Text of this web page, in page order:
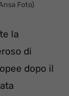
Foto)
la
di
dopo il